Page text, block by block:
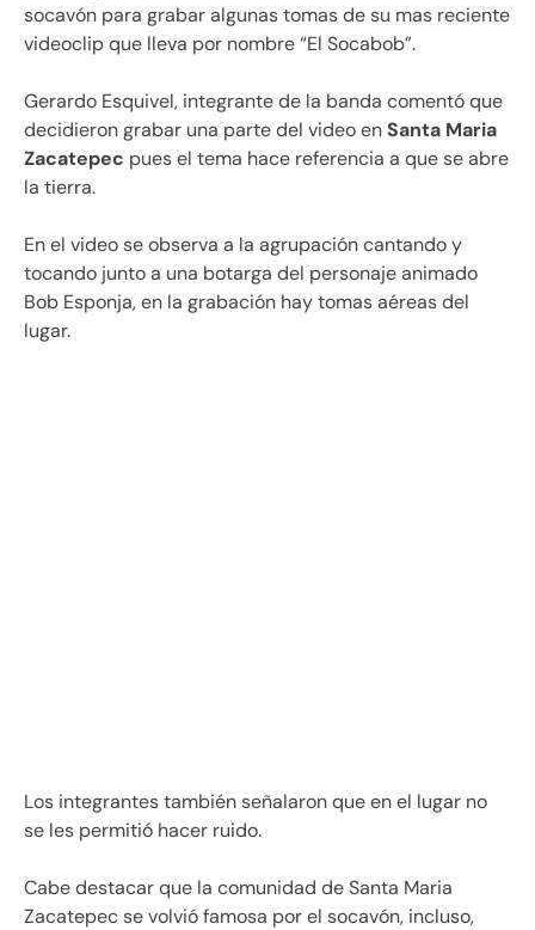
socavón para grabar algunas tomas de su mas reciente
videoclip que lleva por nombre “El Socabob”.
Gerardo Esquivel, integrante de la banda comentó que
decidieron grabar una parte del video enSanta Maria
Zacatepec pues el tema hace referencia a que se abre
la tierra.
En el video se observa a la agrupación cantando y
tocando junto a una botarga del personaje animado
Bob Esponja, en la grabación hay tomas aéreas del
lugar.
Los integrantes también señalaron que en el lugar no
se les permitió hacer ruido.
Cabe destacar que la comunidad de Santa Maria
Zacatepec se volvió famosa por el socavón, incluso,